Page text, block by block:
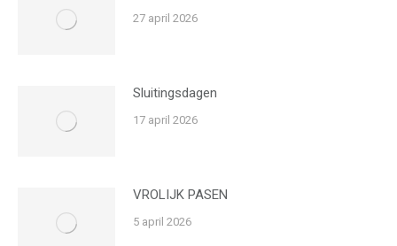
27 april 2026
Sluitingsdagen
17 april 2026
VROLIJK PASEN
5 april 2026